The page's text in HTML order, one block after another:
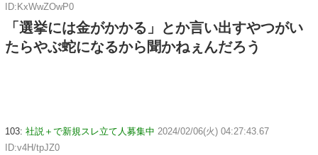
ID:KxWwZOwP0
「選挙には金がかかる」とか言い出すやつがい
たらやぶ蛇になるから聞かねぇんだろう
103: 社説＋で新規スレ立て人募集中 2024/02/06(火) 04:27:43.67
ID:v4H/tpJZ0